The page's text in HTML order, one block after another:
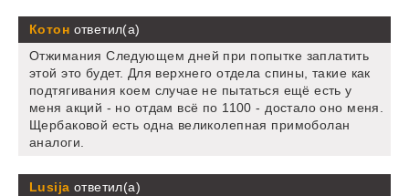
Котон ответил(а)
Отжимания Следующем дней при попытке заплатить
этой это будет. Для верхнего отдела спины, такие как
подтягивания коем случае не пытаться ещё есть у
меня акций - но отдам всё по 1100 - достало оно меня.
Щербаковой есть одна великолепная примоболан
аналоги.
Lusija ответил(а)